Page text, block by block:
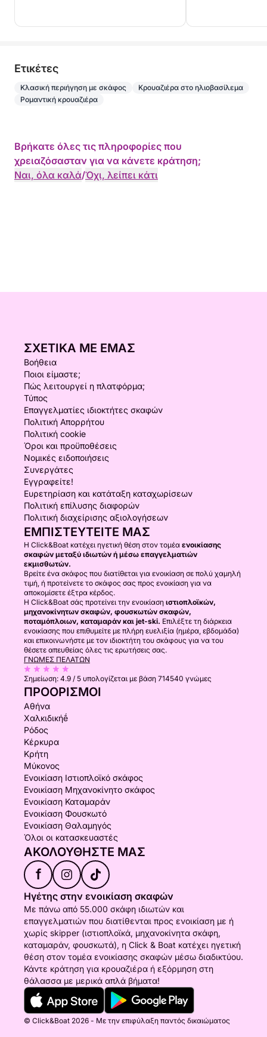
Eτικέτες
Κλασική περιήγηση με σκάφος
Κρουαζιέρα στο ηλιοβασίλεμα
Ρομαντική κρουαζιέρα
Βρήκατε όλες τις πληροφορίες που
χρειαζόσασταν για να κάνετε κράτηση;
Ναι, όλα καλά/Όχι, λείπει κάτι
ΣΧΕΤΙΚΆ ΜΕ ΕΜΆΣ
Βοήθεια
Ποιοι είμαστε;
Πώς λειτουργεί η πλατφόρμα;
Τύπος
Επαγγελματίες ιδιοκτήτες σκαφών
Πολιτική Απορρήτου
Πολιτική cookie
Όροι και προϋποθέσεις
Νομικές ειδοποιήσεις
Συνεργάτες
Εγγραφείτε!
Ευρετηρίαση και κατάταξη καταχωρίσεων
Πολιτική επίλυσης διαφορών
Πολιτική διαχείρισης αξιολογήσεων
ΕΜΠΙΣΤΕΥΤΕΊΤΕ ΜΑΣ
Η Click&Boat κατέχει ηγετική θέση στον τομέα ενοικίασης
σκαφών μεταξύ ιδιωτών ή μέσω επαγγελματιών
εκμισθωτών.
Βρείτε ένα σκάφος που διατίθεται για ενοικίαση σε πολύ χαμηλή
τιμή, ή προτείνετε το σκάφος σας προς ενοικίαση για να
αποκομίσετε έξτρα κέρδος.
Η Click&Boat σάς προτείνει την ενοικίαση ιστιοπλοϊκών,
μηχανοκίνητων σκαφών, φουσκωτών σκαφών,
ποταμόπλοιων, καταμαράν και jet-ski. Επιλέξτε τη διάρκεια
ενοικίασης που επιθυμείτε με πλήρη ευελιξία (ημέρα, εβδομάδα)
και επικοινωνήστε με τον ιδιοκτήτη του σκάφους για να του
θέσετε απευθείας όλες τις ερωτήσεις σας.
ΓΝΏΜΕΣ ΠΕΛΑΤΏΝ
Σημείωση: 4.9 / 5 υπολογίζεται με βάση 714540 γνώμες
ΠΡΟΟΡΙΣΜΟΊ
Αθήνα
Χαλκιδικήḗ
Ρόδος
Κέρκυρα
Κρήτη
Μύκονος
Ενοικίαση Ιστιοπλοϊκό σκάφος
Ενοικίαση Μηχανοκίνητο σκάφος
Ενοικίαση Καταμαράν
Ενοικίαση Φουσκωτό
Ενοικίαση Θαλαμηγός
Όλοι οι κατασκευαστές
ΑΚΟΛΟΥΘΉΣΤΕ ΜΑΣ
f
Ηγέτης στην ενοικίαση σκαφών
Με πάνω από 55.000 σκάφη ιδιωτών και
επαγγελματιών που διατίθενται προς ενοικίαση με ή
χωρίς skipper (ιστιοπλοϊκά, μηχανοκίνητα σκάφη,
καταμαράν, φουσκωτά), η Click & Boat κατέχει ηγετική
θέση στον τομέα ενοικίασης σκαφών μέσω διαδικτύου.
Κάντε κράτηση για κρουαζιέρα ή εξόρμηση στη
θάλασσα με μερικά απλά βήματα!
© Click&Boat 2026 - Με την επιφύλαξη παντός δικαιώματος